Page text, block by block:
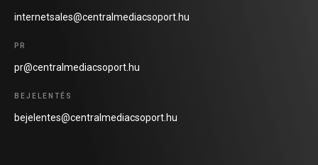
internetsales@centralmediacsoport.hu
PR
pr@centralmediacsoport.hu
BEJELENTÉS
bejelentes@centralmediacsoport.hu